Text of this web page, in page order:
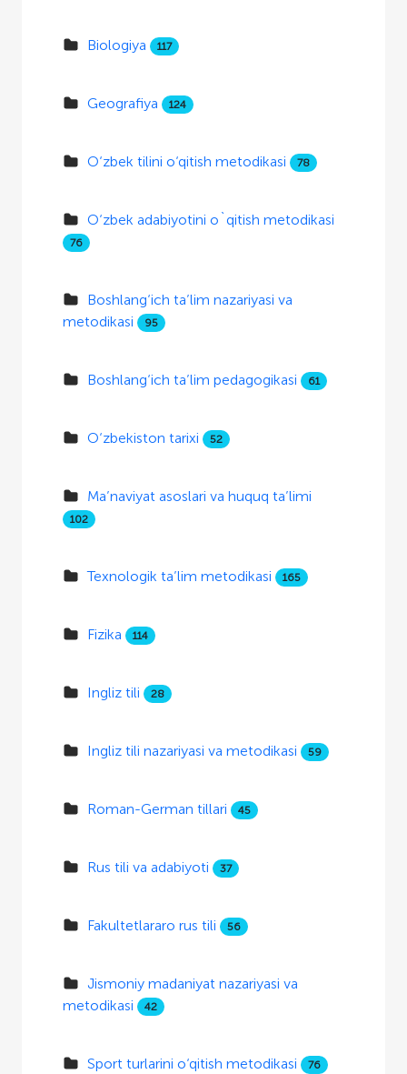
Biologiya 117
Geografiya 124
O‘zbek tilini o‘qitish metodikasi 78
O‘zbek adabiyotini o`qitish metodikasi
76
Boshlang‘ich ta’lim nazariyasi va
metodikasi
95
Boshlang‘ich ta’lim pedagogikasi 61
O‘zbekiston tarixi 52
Ma’naviyat asoslari va huquq ta’limi
102
Texnologik ta’lim metodikasi 165
Fizika 114
Ingliz tili 28
Ingliz tili nazariyasi va metodikasi 59
Roman-German tillari 45
Rus tili va adabiyoti 37
Fakultetlararo rus tili 56
Jismoniy madaniyat nazariyasi va
metodikasi
42
Sport turlarini o‘qitish metodikasi 76